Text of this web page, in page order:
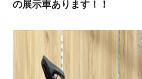
の展示車あります！！